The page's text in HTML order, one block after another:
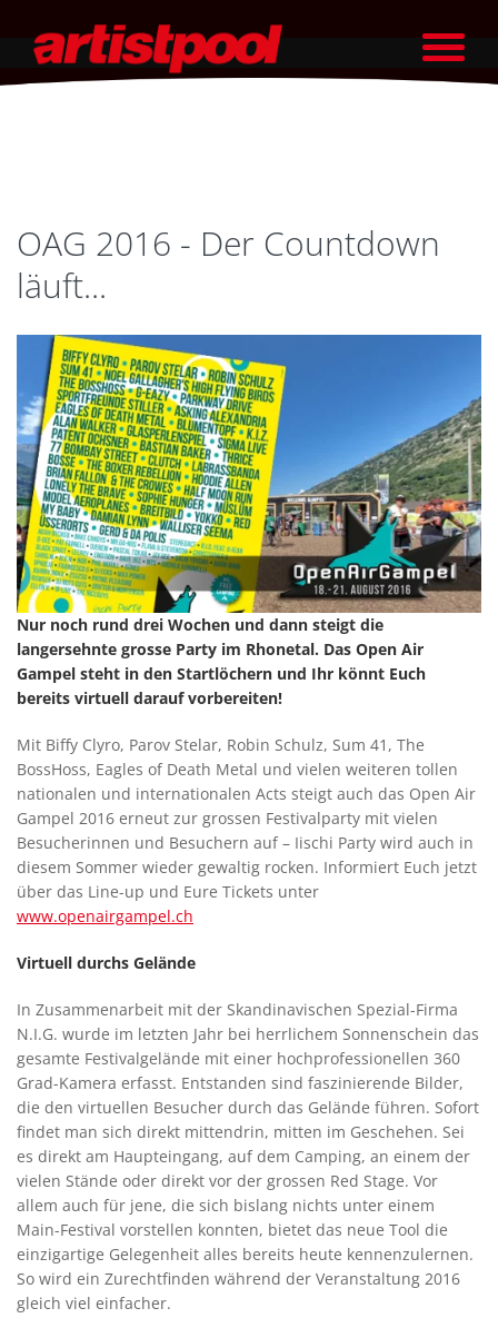
OAG 2016 - Der Countdown
läuft...
Nur noch rund drei Wochen und dann steigt die
langersehnte grosse Party im Rhonetal. Das Open Air
Gampel steht in den Startlöchern und Ihr könnt Euch
bereits virtuell darauf vorbereiten!
Mit Biffy Clyro, Parov Stelar, Robin Schulz, Sum 41, The
BossHoss, Eagles of Death Metal und vielen weiteren tollen
nationalen und internationalen Acts steigt auch das Open Air
Gampel 2016 erneut zur grossen Festivalparty mit vielen
Besucherinnen und Besuchern auf – Iischi Party wird auch in
diesem Sommer wieder gewaltig rocken. Informiert Euch jetzt
über das Line-up und Eure Tickets unter
www.openairgampel.ch
Virtuell durchs Gelände
In Zusammenarbeit mit der Skandinavischen Spezial-Firma
N.I.G. wurde im letzten Jahr bei herrlichem Sonnenschein das
gesamte Festivalgelände mit einer hochprofessionellen 360
Grad-Kamera erfasst. Entstanden sind faszinierende Bilder,
die den virtuellen Besucher durch das Gelände führen. Sofort
findet man sich direkt mittendrin, mitten im Geschehen. Sei
es direkt am Haupteingang, auf dem Camping, an einem der
vielen Stände oder direkt vor der grossen Red Stage. Vor
allem auch für jene, die sich bislang nichts unter einem
Main-Festival vorstellen konnten, bietet das neue Tool die
einzigartige Gelegenheit alles bereits heute kennenzulernen.
So wird ein Zurechtfinden während der Veranstaltung 2016
gleich viel einfacher.